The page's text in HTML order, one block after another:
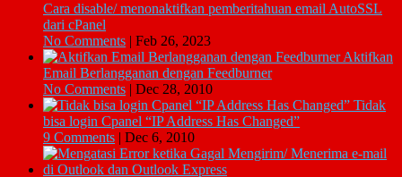
Cara disable/ menonaktifkan pemberitahuan email AutoSSL
dari cPanel
No Comments | Feb 26, 2023
Aktifkan
Email Berlangganan dengan Feedburner
No Comments | Dec 28, 2010
Tidak
bisa login Cpanel “IP Address Has Changed”
9 Comments | Dec 6, 2010